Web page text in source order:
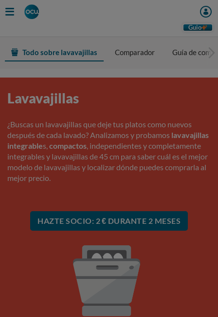
Guio
Todo sobre lavavajillas Comparador Guía de
Lavavajillas
¿Buscas un lavavajillas que deje tus platos como nuevos
después de cada lavado? Analizamos y probamos lavavajillas
integrables,compactos, independientes y completamente
integrables y lavavajillas de 45 cm para saber cuál es el mejor
modelo de lavavajillas y localizar dónde puedes comprarla al
mejor precio.
HAZTE SOCIO: 2 € DURANTE 2 MESES